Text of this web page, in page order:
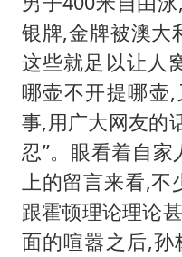
《
猫
刘
云
银牌,金牌被澳大
这些就足以让人
哪壶不开提哪壶
事,用广大网友的
忍”。眼看着自
上的留言来看,不
跟霍顿理论理论
面的喧嚣之后,孙